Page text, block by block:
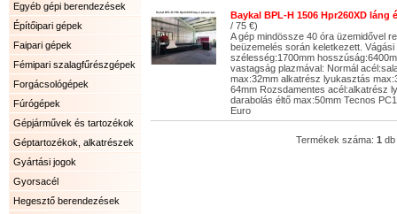
Egyéb gépi berendezések
Építőipari gépek
Faipari gépek
Fémipari szalagfűrészgépek
Forgácsológépek
Fúrógépek
Gépjárművek és tartozékok
Géptartozékok, alkatrészek
Gyártási jogok
Gyorsacél
Hegesztő berendezések
Baykal BPL-H 1506 Hpr260XD láng
/ 75 €)
A gép mindössze 40 óra üzemidővel
beüzemelés során keletkezett.
szélesség:1700mm
vastagság plazmával: Normál
max:32mm alkatrész lyukasztás
64mm Rozsdamentes acél:alkatrész
darabolás éltő max:50mm Tecnos
Euro
Termékek száma: 1 db